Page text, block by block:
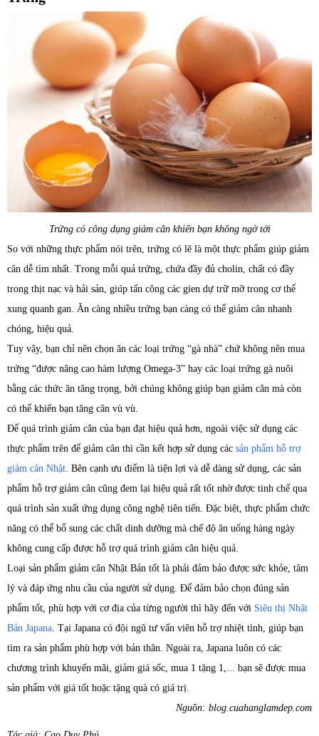
Trứng có công dụng giảm cân khiến bạn không ngờ tới
So với những thực phẩm nói trên, trứng có lẽ là một thực phẩm giúp giảm
cân dễ tìm nhất. Trong mỗi quả trứng, chứa đầy đủ cholin, chất có đầy
trong thịt nạc và hải sản, giúp tấn công các gien dự trữ mỡ trong cơ thể
xung quanh gan. Ăn càng nhiều trứng bạn càng có thể giảm cân nhanh
chóng, hiệu quả.
Tuy vậy, bạn chỉ nên chọn ăn các loại trứng “gà nhà” chứ không nên mua
trứng “được nâng cao hàm lượng Omega-3” hay các loại trứng gà nuôi
bằng các thức ăn tăng trọng, bởi chúng không giúp bạn giảm cân mà còn
có thể khiến bạn tăng cân vù vù.
Để quá trình giảm cân của bạn đạt hiệu quả hơn, ngoài việc sử dụng các
thực phẩm trên để giảm cân thì cần kết hợp sử dụng các sản phẩm hỗ trợ
giảm cân Nhật . Bên cạnh ưu điểm là tiện lợi và dễ dàng sử dụng, các sản
phẩm hỗ trợ giảm cân cũng đem lại hiệu quả rất tốt nhờ được tinh chế qua
quá trình sản xuất ứng dụng công nghệ tiên tiến. Đặc biệt, thực phẩm chức
năng có thể bổ sung các chất dinh dưỡng mà chế độ ăn uống hàng ngày
không cung cấp được hỗ trợ quá trình giảm cân hiệu quả.
Loại sản phẩm giảm cân Nhật Bản tốt là phải đảm bảo được sức khỏe, tâm
lý và đáp ứng nhu cầu của người sử dụng. Để đảm bảo chọn đúng sản
phẩm tốt, phù hợp với cơ địa của từng người thì hãy đến với Siêu thị Nhật
Bản Japana . Tại Japana có đội ngũ tư vấn viên hỗ trợ nhiệt tình, giúp bạn
tìm ra sản phẩm phù hợp với bản thân. Ngoài ra, Japana luôn có các
chương trình khuyến mãi, giảm giá sốc, mua 1 tặng 1,... bạn sẽ được mua
sản phẩm với giá tốt hoặc tặng quà có giá trị.
Nguồn: blog.cuahanglamdep.com